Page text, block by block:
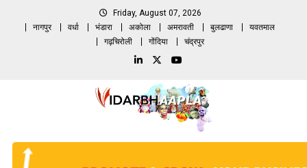
Friday, August 07, 2026
नागपुर
वर्धा भंडारा अकोला अमरावती बुलढाणा
यवतमाल
गढ़चिरोली
गोंदिया चंद्रपुर